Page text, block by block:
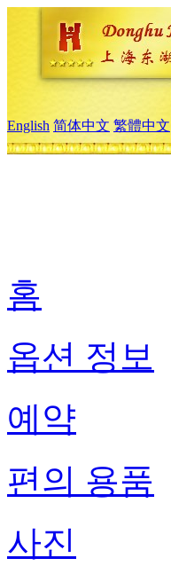
English 简体中文 繁體中文
홈
옵션 정보
예약
편의 용품
사진